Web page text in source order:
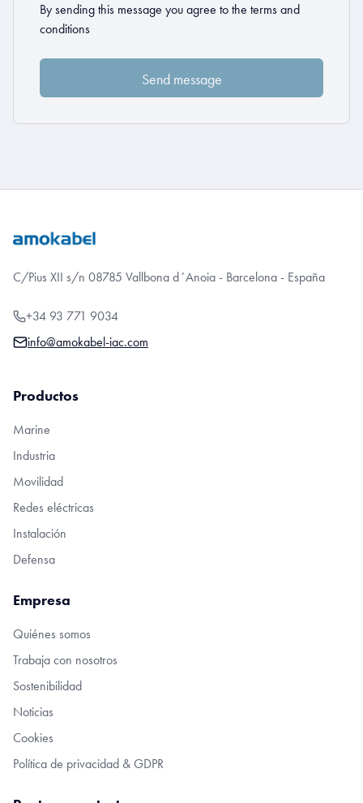
By sending this message you agree to the terms and
conditions
C/Pius XII s/n 08785 Vallbona d´Anoia - Barcelona - España
+34 93 771 9034
info@amokabel-iac.com
Productos
Marine
Industria
Movilidad
Redes eléctricas
Instalación
Defensa
Empresa
Quiénes somos
Trabaja con nosotros
Sostenibilidad
Noticias
Cookies
Política de privacidad & GDPR